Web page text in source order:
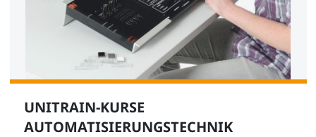
UNITRAIN-KURSE
AUTOMATISIERUNGSTECHNIK